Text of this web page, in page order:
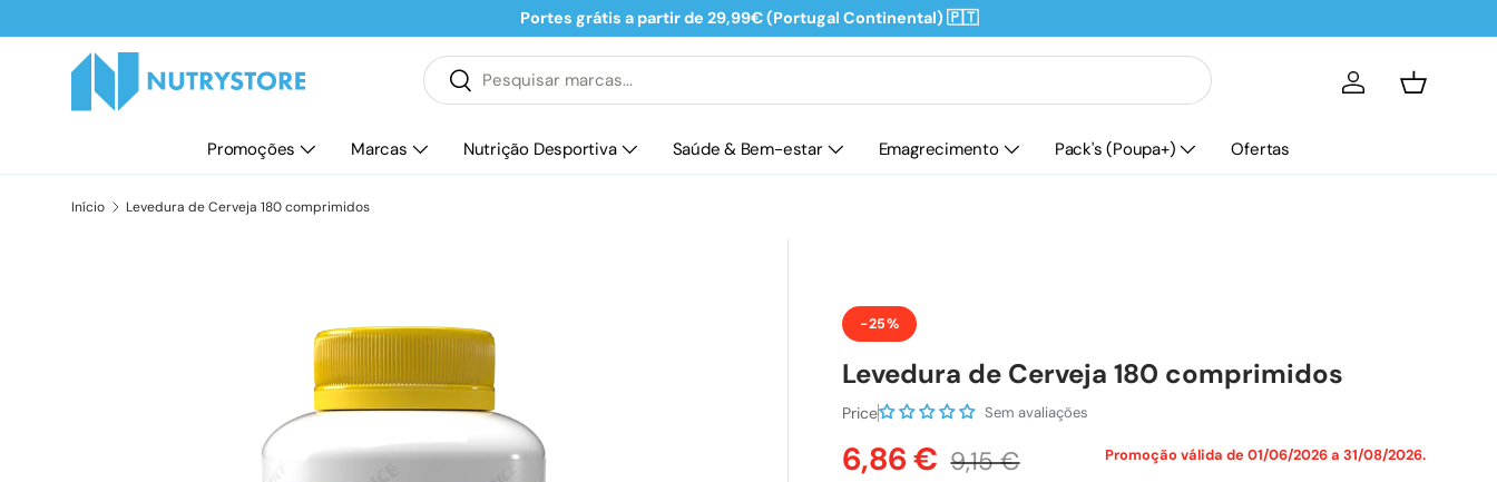
Ir para o conteúdo
Portes grátis a partir de 29,99€ (Portugal Continental) 🇵🇹
Pesquisar
Pesquisar
Iniciar sessão
Cesta
Promoções Marcas Nutrição Desportiva Saúde & Bem-estar Emagrecimento Pack's (Poupa+) Ofertas
Início Levedura de Cerveja 180 comprimidos
Saltar para a informação do produto -25%
Levedura de Cerveja 180 comprimidos
Price Sem avaliações
Preço de venda
6,86 € Preço normal
9,15 € Promoção válida de 01/06/2026 a 31/08/2026.